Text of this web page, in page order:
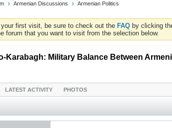
Armenian Discussions Armenian Politics
your first visit, be sure to check out the FAQ by clicking
forum that you want to visit from the selection below.
Karabagh: Military Balance Between
LATEST ACTIVITY PHOTOS